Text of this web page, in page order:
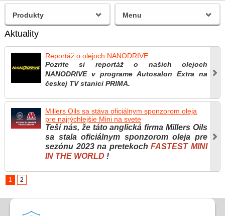
Aktuality
Reportáž o olejoch NANODRIVE
Pozrite si reportáž o našich olejoch
NANODRIVE v programe Autosalon Extra na
českej TV stanici PRIMA.
Millers Oils sa stáva oficiálnym sponzorom oleja
pre najrýchlejšie Mini na svete
Teší nás, že táto anglická firma Millers Oils
sa stala oficiálnym sponzorom oleja pre
sezónu 2023 na pretekochFASTEST MINI
IN THE WORLD !
1 2
Produkty
Všeobecné obchodné podmienky
Menu